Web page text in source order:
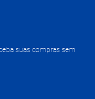
suas compras sem